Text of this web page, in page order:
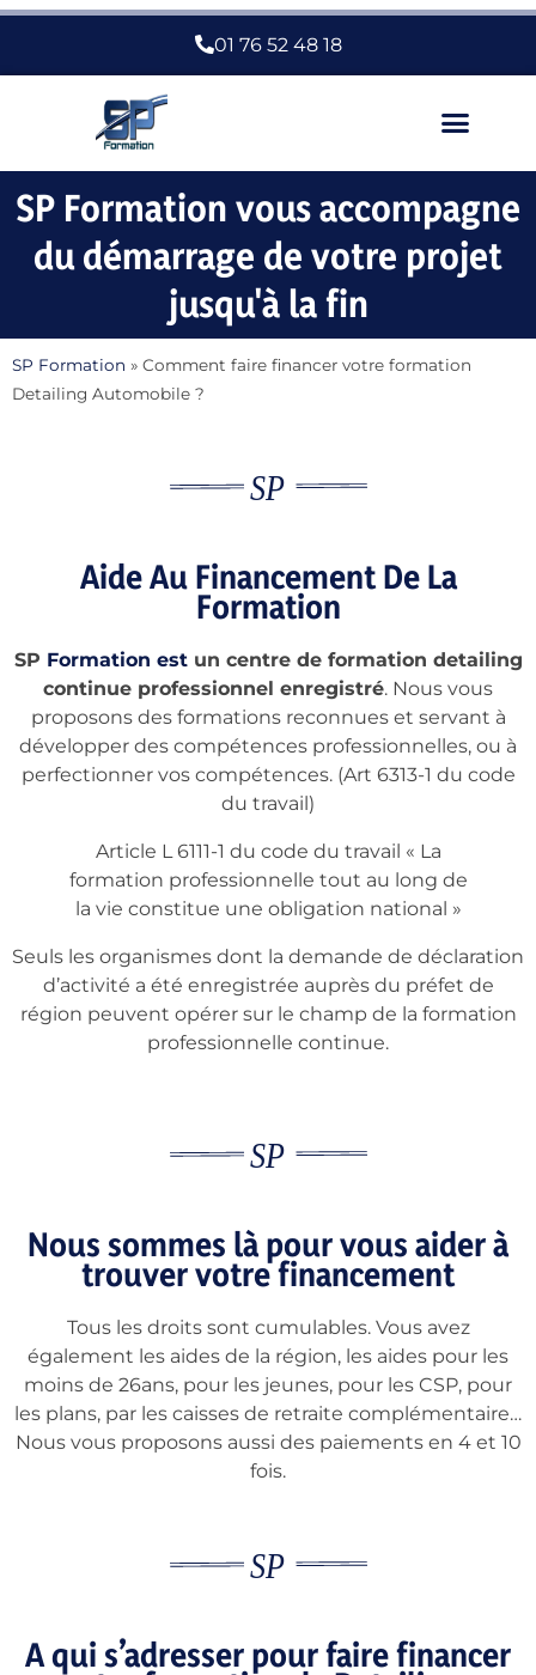
01 76 52 48 18
SP Formation vous accompagne
du démarrage de votre projet
jusqu'à la fin
SP Formation » Comment faire financer votre formation
Detailing Automobile ?
Aide Au Financement De La
Formation
SP Formation estun centre de formation detailing
continue professionnel enregistré. Nous vous
proposons des formations reconnues et servant à
développer des compétences professionnelles, ou à
perfectionner vos compétences. (Art 6313-1 du code
du travail)
Article L 6111-1 du code du travail « La
formation professionnelle tout au long de
la vie constitue une obligation national »
Seuls les organismes dont la demande de déclaration
d’activité a été enregistrée auprès du préfet de
région peuvent opérer sur le champ de la formation
professionnelle continue.
Nous sommes là pour vous aider à
trouver votre financement
Tous les droits sont cumulables. Vous avez
également les aides de la région, les aides pour les
moins de 26ans, pour les jeunes, pour les CSP, pour
les plans, par les caisses de retraite complémentaire…
Nous vous proposons aussi des paiements en 4 et 10
fois.
A qui s’adresser pour faire financer